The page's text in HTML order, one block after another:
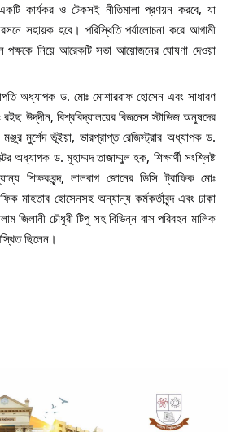
কার্যকর ও টেকসই নীতিমালা প্রণয়ন করবে, যা
সহায়ক হবে। পরিস্থিতি পর্যালোচনা করে আগামী
পক্ষকে নিয়ে আরেকটি সভা আয়োজনের ঘোষণা দেওয়া
অধ্যাপক ড. মোঃ মোশাররাফ হোসেন এবং সাধারণ
উদ্‌দীন, বিশ্ববিদ্যালয়ের বিজনেস স্টাডিজ অনুষদের
মুর্শেদ ভূঁইয়া, ভারপ্রাপ্ত রেজিস্ট্রার অধ্যাপক ড.
অধ্যাপক ড. মুহাম্মদ তাজাম্মুল হক, শিক্ষার্থী সংশ্লিষ্ট
শিক্ষকবৃন্দ, লালবাগ জোনের ডিসি ট্রাফিক মোঃ
মাহতাব হোসেনসহ অন্যান্য কর্মকর্তাবৃন্দ এবং ঢাকা
জিলানী চৌধুরী টিপু সহ বিভিন্ন বাস পরিবহন মালিক
ছিলেন।